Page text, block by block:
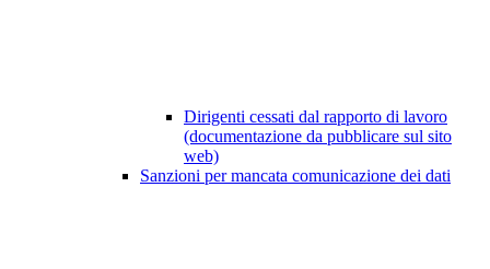
Dirigenti cessati dal rapporto di lavoro
(documentazione da pubblicare sul sito
web)
Sanzioni per mancata comunicazione dei dati